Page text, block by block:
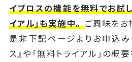
イプロスの機能を無料でお試
イアル」も実施中。ご興味をお
是非下記ページよりお申込み
ス』や「無料トライアル」の概